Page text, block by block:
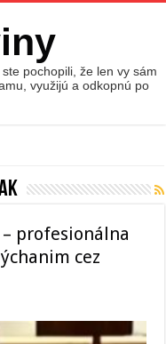
pochopili, že len vy sám
využijú a odkopnú po
– profesionálna
cez